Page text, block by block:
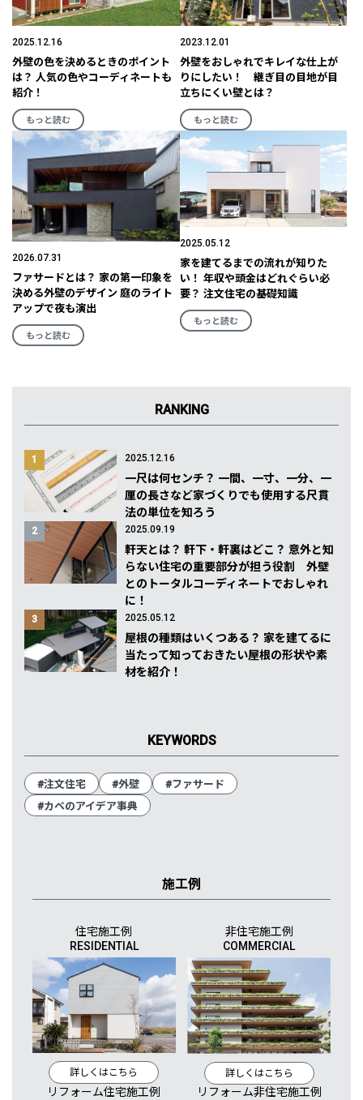
2025.12.16
外壁の色を決めるときのポイント
は？ 人気の色やコーディネートも
紹介！
もっと読む
2023.12.01
外壁をおしゃれでキレイな仕上が
りにしたい！ 継ぎ目の目地が目
立ちにくい壁とは？
もっと読む
2026.07.31
ファサードとは？ 家の第一印象を
決める外壁のデザイン 庭のライト
アップで夜も演出
もっと読む
2025.05.12
家を建てるまでの流れが知りた
い！ 年収や頭金はどれぐらい必
要？ 注文住宅の基礎知識
もっと読む
RANKING
1 2025.12.16
一尺は何センチ？ 一間、一寸、一分、一
厘の長さなど家づくりでも使用する尺貫
法の単位を知ろう
2 2025.09.19
軒天とは？ 軒下・軒裏はどこ？ 意外と知
らない住宅の重要部分が担う役割 外壁
とのトータルコーディネートでおしゃれ
に！
3 2025.05.12
屋根の種類はいくつある？ 家を建てるに
当たって知っておきたい屋根の形状や素
材を紹介！
KEYWORDS
#注文住宅 #外壁
#ファサード
#カベのアイデア事典
施工例
住宅施工例
RESIDENTIAL
詳しくはこちら
非住宅施工例
COMMERCIAL
詳しくはこちら
リフォーム住宅施工例
リフォーム非住宅施工例